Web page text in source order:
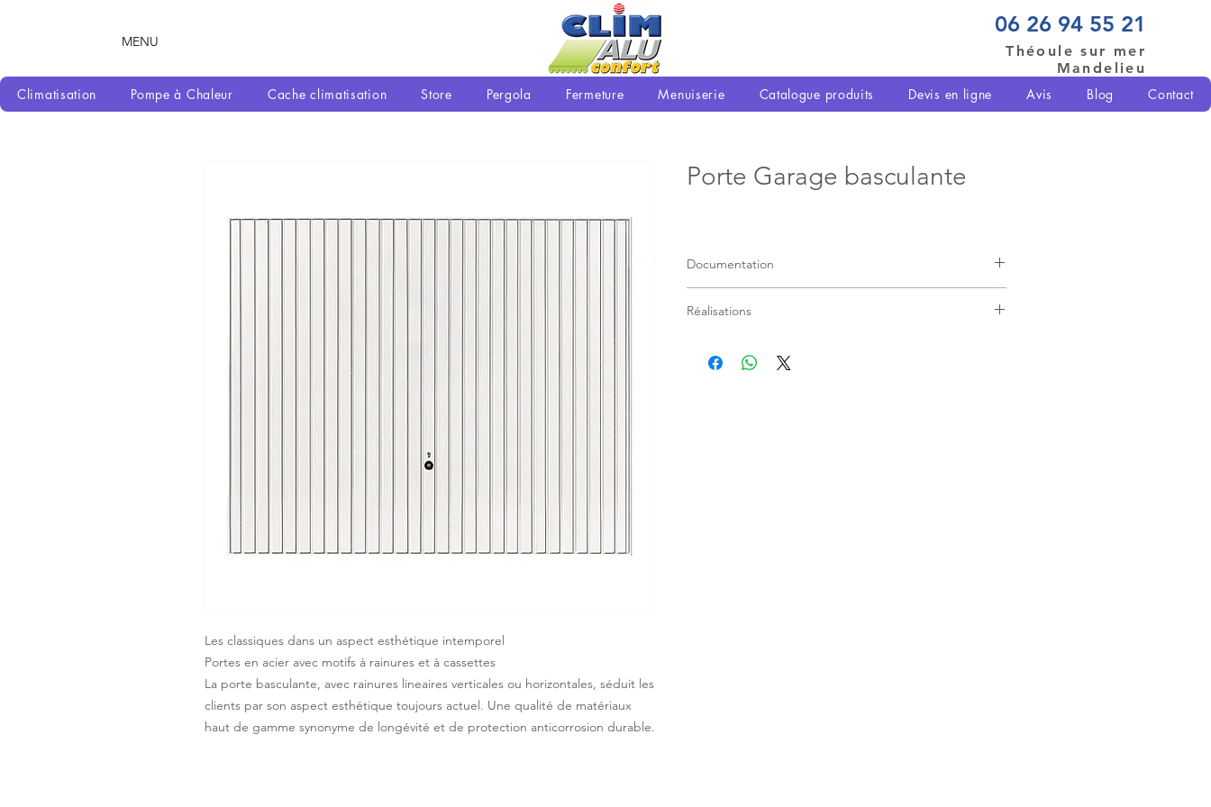
MENU
06 26 94 55 21
Théoule sur mer
Mandelieu
Climatisation
Pompe à Chaleur Cache climatisation Store Pergola Fermeture Menuiserie Catalogue produits Devis en ligne Avis Blog Contact
Les classiques dans un aspect esthétique intemporel
Portes en acier avec motifs à rainures et à cassettes
La porte basculante, avec rainures lineaires verticales ou horizontales, séduit les
clients par son aspect esthétique toujours actuel. Une qualité de matériaux
haut de gamme synonyme de longévité et de protection anticorrosion durable.
Porte Garage basculante
Documentation
Réalisations